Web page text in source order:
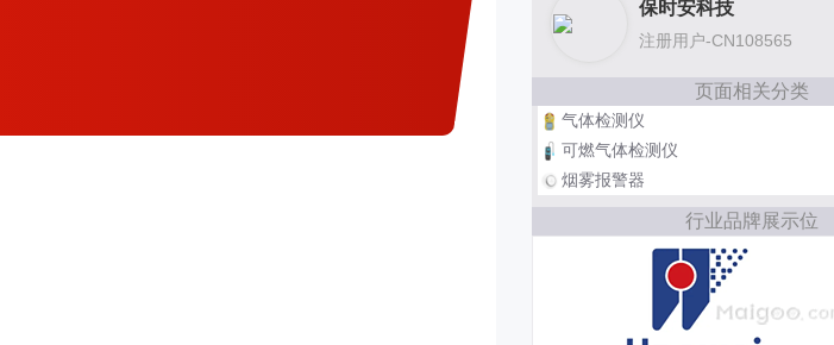
保时安科技
注册用户-CN108565
页面相关分类
气体检测仪
可燃气体检测仪
烟雾报警器
行业品牌展示位